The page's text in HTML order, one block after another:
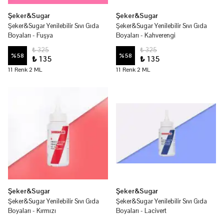
Şeker&Sugar
Şeker&Sugar Yenilebilir Sıvı Gıda
Boyaları - Fuşya
%58
₺ 325
₺ 135
11 Renk 2 ML
Şeker&Sugar
Şeker&Sugar Yenilebilir Sıvı Gıda
Boyaları - Kahverengi
%58
₺ 325
₺ 135
11 Renk 2 ML
Şeker&Sugar
Şeker&Sugar Yenilebilir Sıvı Gıda
Boyaları - Kırmızı
Şeker&Sugar
Şeker&Sugar Yenilebilir Sıvı Gıda
Boyaları - Lacivert